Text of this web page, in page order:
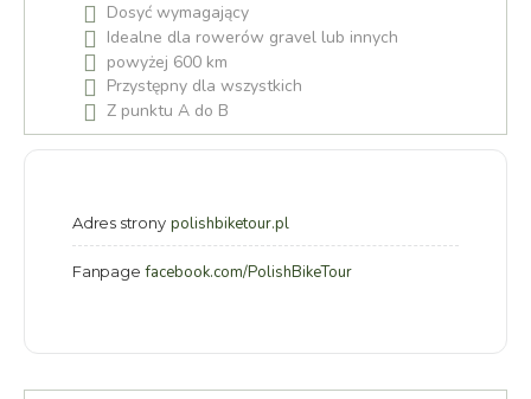
Dosyć wymagający
Idealne dla rowerów gravel lub innych
powyżej 600 km
Przystępny dla wszystkich
Z punktu A do B
Adres strony polishbiketour.pl
Fanpage facebook.com/PolishBikeTour